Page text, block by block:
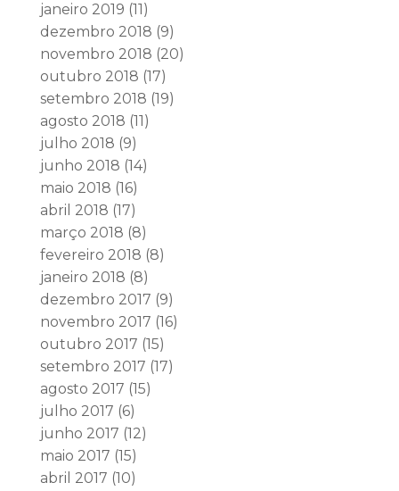
janeiro 2019 (11)
dezembro 2018 (9)
novembro 2018 (20)
outubro 2018 (17)
setembro 2018 (19)
agosto 2018 (11)
julho 2018 (9)
junho 2018 (14)
maio 2018 (16)
abril 2018 (17)
março 2018 (8)
fevereiro 2018 (8)
janeiro 2018 (8)
dezembro 2017 (9)
novembro 2017 (16)
outubro 2017 (15)
setembro 2017 (17)
agosto 2017 (15)
julho 2017 (6)
junho 2017 (12)
maio 2017 (15)
abril 2017 (10)